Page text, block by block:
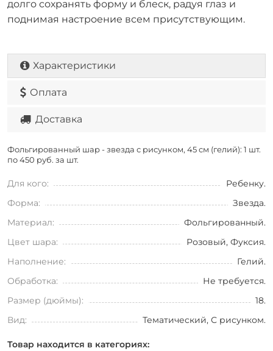
долго сохранять форму и блеск, радуя глаз и
поднимая настроение всем присутствующим.
Характеристики
Оплата
Доставка
Фольгированный шар - звезда с рисунком, 45 см (гелий): 1 шт.
по 450 руб. за шт.
Для кого:
Ребенку.
Форма:
Звезда.
Материал:
Фольгированный.
Цвет шара:
Розовый, Фуксия.
Наполнение:
Гелий.
Обработка:
Не требуется.
Размер (дюймы):
18.
Вид:
Тематический, С рисунком.
Товар находится в категориях: